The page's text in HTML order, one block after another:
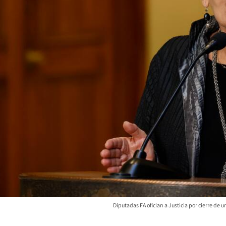
Diputadas FA ofician a Justicia por cierre de